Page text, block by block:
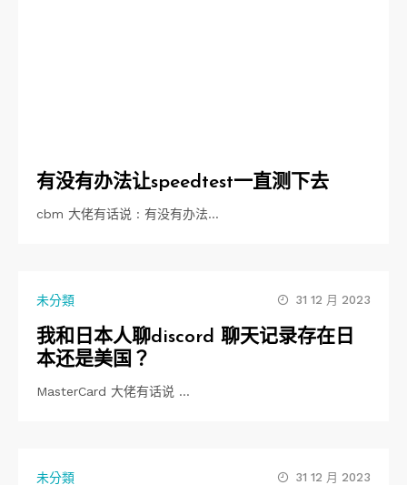
有没有办法让speedtest一直测下去
cbm 大佬有话说 : 有没有办法…
未分類 31 12 月 2023
我和日本人聊discord 聊天记录存在日
本还是美国？
MasterCard 大佬有话说 …
未分類 31 12 月 2023